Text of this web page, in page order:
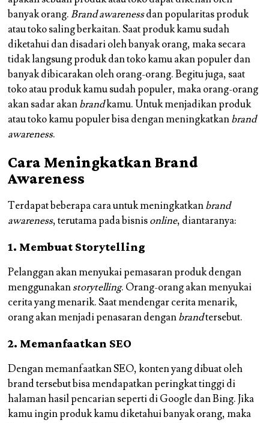
banyak orang.Brand awarenessdan popularitas produk
atau toko saling berkaitan. Saat produk kamu sudah
diketahui dan disadari oleh banyak orang, maka secara
tidak langsung produk dan toko kamu akan populer dan
banyak dibicarakan oleh orang-orang. Begitu juga, saat
toko atau produk kamu sudah populer, maka orang-orang
akan sadar akanbrandkamu. Untuk menjadikan produk
atau toko kamu populer bisa dengan meningkatkanbrand
awareness.
Cara Meningkatkan Brand
Awareness
Terdapat beberapa cara untuk meningkatkanbrand
awareness, terutama pada bisnisonline, diantaranya:
1. Membuat Storytelling
Pelanggan akan menyukai pemasaran produk dengan
menggunakanstorytelling. Orang-orang akan menyukai
cerita yang menarik. Saat mendengar cerita menarik,
orang akan menjadi penasaran denganbrandtersebut.
2. Memanfaatkan SEO
Dengan memanfaatkan SEO, konten yang dibuat oleh
brand tersebut bisa mendapatkan peringkat tinggi di
halaman hasil pencarian seperti di Google dan Bing. Jika
kamu ingin produk kamu diketahui banyak orang, maka